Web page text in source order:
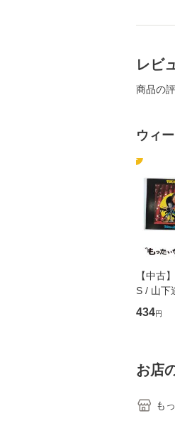
レビ
商品の評
ウィ
1
【中古
S / 山下
トウエ
[CD]【
434円
お店
も